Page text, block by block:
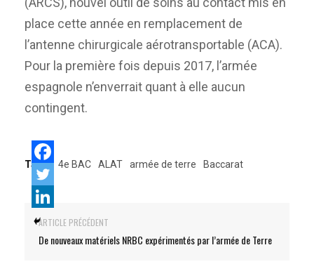
place cette année en remplacement de
l’antenne chirurgicale aérotransportable (ACA).
Pour la première fois depuis 2017, l’armée
espagnole n’enverrait quant à elle aucun
contingent.
Tags: 4e BAC ALAT armée de terre Baccarat
ARTICLE PRÉCÉDENT
De nouveaux matériels NRBC expérimentés par l’armée de Terre